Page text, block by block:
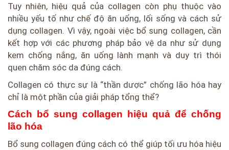
Tuy nhiên, hiệu quả của collagen còn phụ thuộc vào
nhiều yếu tố như chế độ ăn uống, lối sống và cách sử
dụng collagen. Vì vậy, ngoài việc bổ sung collagen, cần
kết hợp với các phương pháp bảo vệ da như sử dụng
kem chống nắng, ăn uống lành mạnh và duy trì thói
quen chăm sóc da đúng cách.
Collagen có thực sự là “thần dược” chống lão hóa hay
chỉ là một phần của giải pháp tổng thể?
Cách bổ sung collagen hiệu quả để chống
lão hóa
Bổ sung collagen đúng cách có thể giúp tối ưu hóa hiệu